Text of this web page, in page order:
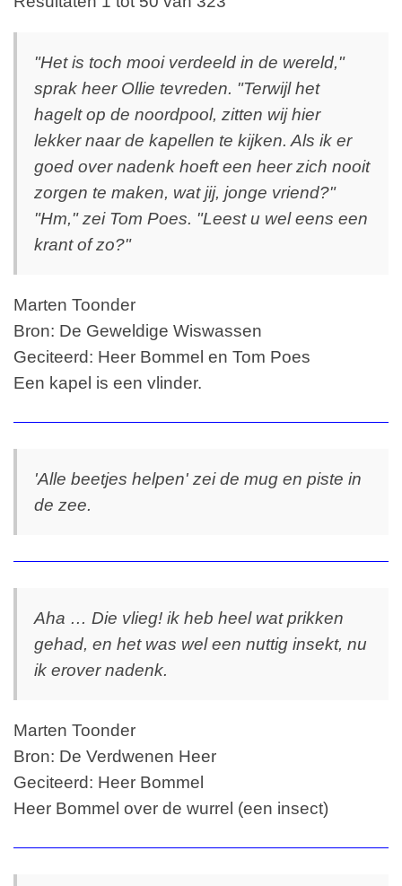
"Het is toch mooi verdeeld in de wereld,"
sprak heer Ollie tevreden. "Terwijl het
hagelt op de noordpool, zitten wij hier
lekker naar de kapellen te kijken. Als ik er
goed over nadenk hoeft een heer zich nooit
zorgen te maken, wat jij, jonge vriend?"
"Hm," zei Tom Poes. "Leest u wel eens een
krant of zo?"
Marten Toonder
Bron: De Geweldige Wiswassen
Geciteerd: Heer Bommel en Tom Poes
Een kapel is een vlinder.
'Alle beetjes helpen' zei de mug en piste in
de zee.
Aha … Die vlieg! ik heb heel wat prikken
gehad, en het was wel een nuttig insekt, nu
ik erover nadenk.
Marten Toonder
Bron: De Verdwenen Heer
Geciteerd: Heer Bommel
Heer Bommel over de wurrel (een insect)